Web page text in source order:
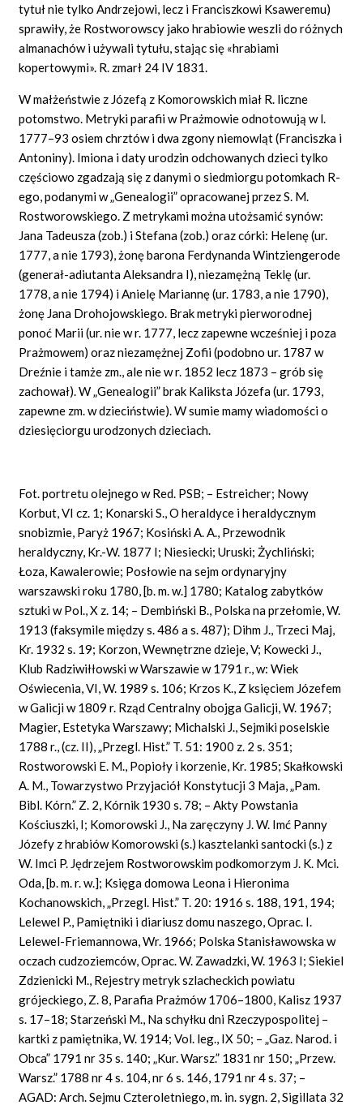
tytuł nie tylko Andrzejowi, lecz i Franciszkowi Ksaweremu)
sprawiły, że Rostworowscy jako hrabiowie weszli do różnych
almanachów i używali tytułu, stając się «hrabiami
kopertowymi». R. zmarł 24 IV 1831.
W małżeństwie z Józefą z Komorowskich miał R. liczne
potomstwo. Metryki parafii w Prażmowie odnotowują w l.
1777–93 osiem chrztów i dwa zgony niemowląt (Franciszka i
Antoniny). Imiona i daty urodzin odchowanych dzieci tylko
częściowo zgadzają się z danymi o siedmiorgu potomkach R-
ego, podanymi w „Genealogii” opracowanej przez S. M.
Rostworowskiego. Z metrykami można utożsamić synów:
Jana Tadeusza (zob.) i Stefana (zob.) oraz córki: Helenę (ur.
1777, a nie 1793), żonę barona Ferdynanda Wintziengerode
(generał-adiutanta Aleksandra I), niezamężną Teklę (ur.
1778, a nie 1794) i Anielę Mariannę (ur. 1783, a nie 1790),
żonę Jana Drohojowskiego. Brak metryki pierworodnej
ponoć Marii (ur. nie w r. 1777, lecz zapewne wcześniej i poza
Prażmowem) oraz niezamężnej Zofii (podobno ur. 1787 w
Dreźnie i tamże zm., ale nie w r. 1852 lecz 1873 – grób się
zachował). W „Genealogii” brak Kaliksta Józefa (ur. 1793,
zapewne zm. w dzieciństwie). W sumie mamy wiadomości o
dziesięciorgu urodzonych dzieciach.
Fot. portretu olejnego w Red. PSB; – Estreicher; Nowy
Korbut, VI cz. 1; Konarski S., O heraldyce i heraldycznym
snobizmie, Paryż 1967; Kosiński A. A., Przewodnik
heraldyczny, Kr.-W. 1877 I; Niesiecki; Uruski; Żychliński;
Łoza, Kawalerowie; Posłowie na sejm ordynaryjny
warszawski roku 1780, [b. m. w.] 1780; Katalog zabytków
sztuki w Pol., X z. 14; – Dembiński B., Polska na przełomie, W.
1913 (faksymile między s. 486 a s. 487); Dihm J., Trzeci Maj,
Kr. 1932 s. 19; Korzon, Wewnętrzne dzieje, V; Kowecki J.,
Klub Radziwiłłowski w Warszawie w 1791 r., w: Wiek
Oświecenia, VI, W. 1989 s. 106; Krzos K., Z księciem Józefem
w Galicji w 1809 r. Rząd Centralny obojga Galicji, W. 1967;
Magier, Estetyka Warszawy; Michalski J., Sejmiki poselskie
1788 r., (cz. II), „Przegl. Hist.” T. 51: 1900 z. 2 s. 351;
Rostworowski E. M., Popioły i korzenie, Kr. 1985; Skałkowski
A. M., Towarzystwo Przyjaciół Konstytucji 3 Maja, „Pam.
Bibl. Kórn.” Z. 2, Kórnik 1930 s. 78; – Akty Powstania
Kościuszki, I; Komorowski J., Na zaręczyny J. W. Imć Panny
Józefy z hrabiów Komorowski (s.) kasztelanki santocki (s.) z
W. Imci P. Jędrzejem Rostworowskim podkomorzym J. K. Mci.
Oda, [b. m. r. w.]; Księga domowa Leona i Hieronima
Kochanowskich, „Przegl. Hist.” T. 20: 1916 s. 188, 191, 194;
Lelewel P., Pamiętniki i diariusz domu naszego, Oprac. I.
Lelewel-Friemannowa, Wr. 1966; Polska Stanisławowska w
oczach cudzoziemców, Oprac. W. Zawadzki, W. 1963 I; Siekiel
Zdzienicki M., Rejestry metryk szlacheckich powiatu
grójeckiego, Z. 8, Parafia Prażmów 1706–1800, Kalisz 1937
s. 17–18; Starzeński M., Na schyłku dni Rzeczypospolitej –
kartki z pamiętnika, W. 1914;Vol. leg., IX 50; – „Gaz. Narod. i
Obca” 1791 nr 35 s. 140; „Kur. Warsz.” 1831 nr 150; „Przew.
Warsz.” 1788 nr 4 s. 104, nr 6 s. 146, 1791 nr 4 s. 37; –
AGAD: Arch. Sejmu Czteroletniego, m. in.sygn. 2,Sigillata 32